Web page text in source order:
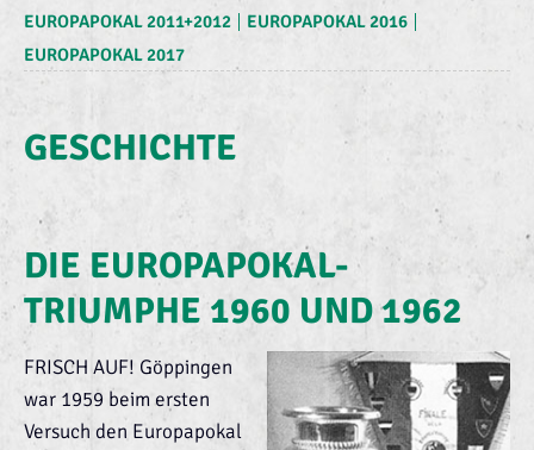
EUROPAPOKAL 2011+2012
EUROPAPOKAL 2016
EUROPAPOKAL 2017
GESCHICHTE
DIE EUROPAPOKAL-
TRIUMPHE 1960 UND 1962
FRISCH AUF! Göppingen
war 1959 beim ersten
Versuch den Europapokal